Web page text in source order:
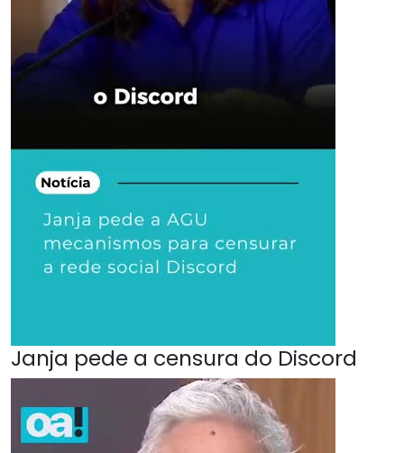
Janja pede a censura do Discord